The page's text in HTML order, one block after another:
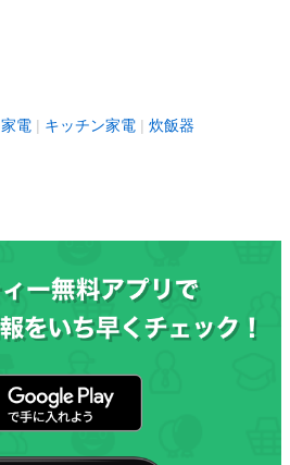
家電 キッチン家電 炊飯器